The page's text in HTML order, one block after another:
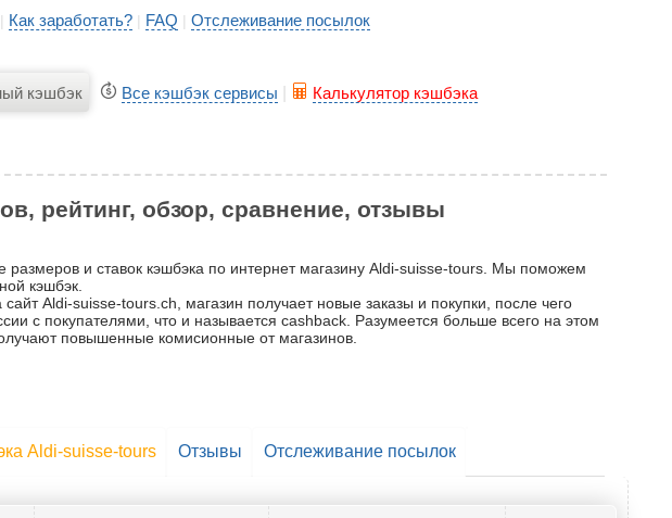
| Как заработать? | FAQ | Отслеживание посылок
Все кэшбэк сервисы Калькулятор кэшбэка
рейтинг, обзор, сравнение, отзывы
и ставок кэшбэка по интернет магазину Aldi-suisse-tours. Мы поможем
кэшбэк.
Aldi-suisse-tours.ch, магазин получает новые заказы и покупки, после чего
с покупателями, что и называется cashback. Разумеется больше всего на этом
повышенные комисионные от магазинов.
Aldi-suisse-tours Отзывы Отслеживание посылок